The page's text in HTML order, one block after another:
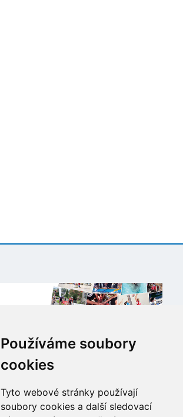
Používáme soubory
cookies
Tyto webové stránky používají
soubory cookies a další sledovací